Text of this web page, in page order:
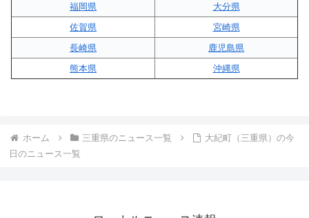
福岡県
大分県
佐賀県
宮崎県
長崎県
鹿児島県
熊本県
沖縄県
ホーム 三重県のニュース一覧
大紀町（三重県）の今
日のニュース一覧